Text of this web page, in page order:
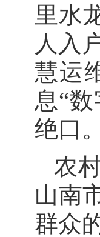
里水
人入
慧运
息“
绝口。
农
山南
群众